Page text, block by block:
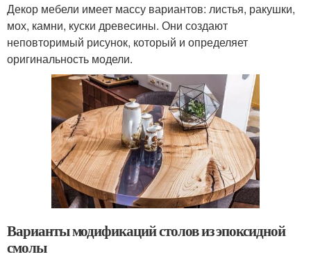
Декор мебели имеет массу вариантов: листья, ракушки,
мох, камни, куски древесины. Они создают
неповторимый рисунок, который и определяет
оригинальность модели.
Варианты модификаций столов из эпоксидной
смолы